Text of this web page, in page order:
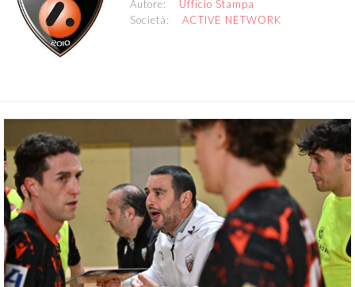
Autore: Ufficio Stampa
Società:ACTIVE NETWORK